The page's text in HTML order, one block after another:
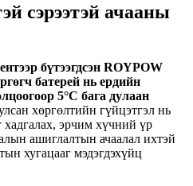
сэрээтэй ачааны
бүтээгдсэн ROYPOW
батерей нь ердийн
5°С бага дулаан
хөргөлтийн гүйцэтгэл нь
хадгалах, эрчим хүчний үр
ашиглалтын ачаалал ихтэй
хугацааг мэдэгдэхүйц